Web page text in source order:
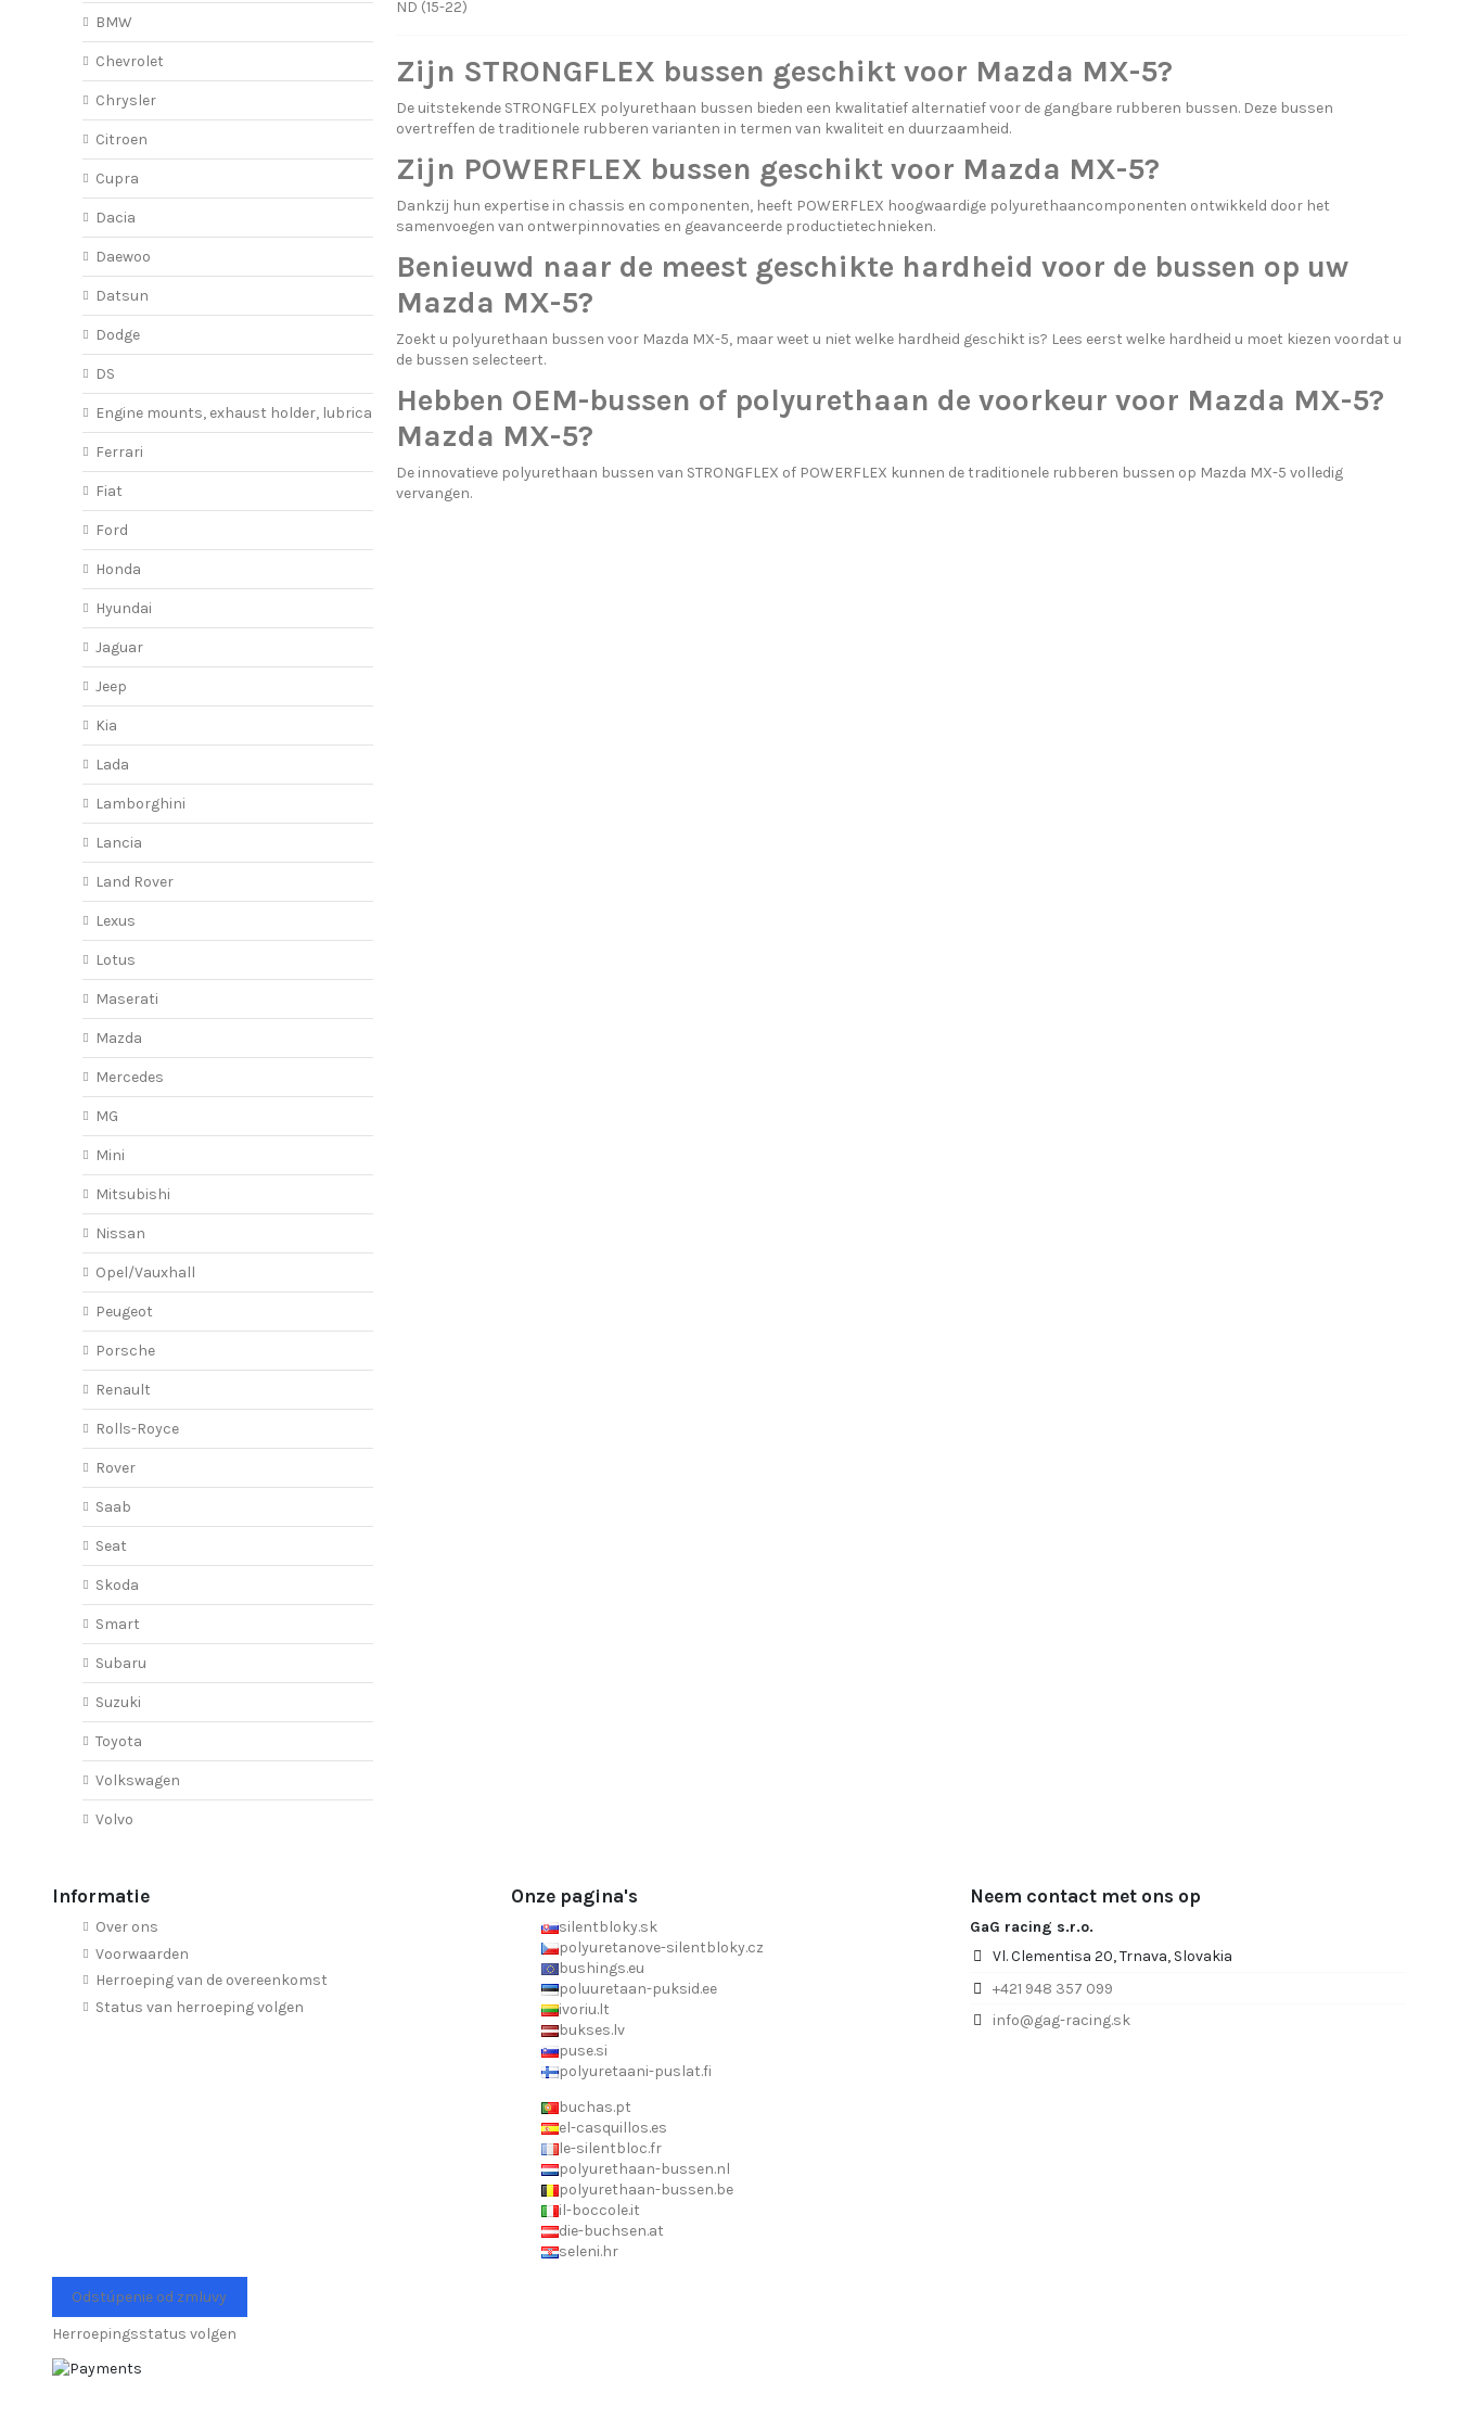
ND (15-22)
Zijn STRONGFLEX bussen geschikt voor Mazda MX-5?
De uitstekende STRONGFLEX polyurethaan bussen bieden een kwalitatief alternatief voor de gangbare rubberen bussen. Deze bussen
overtreffen de traditionele rubberen varianten in termen van kwaliteit en duurzaamheid.
Zijn POWERFLEX bussen geschikt voor Mazda MX-5?
Dankzij hun expertise in chassis en componenten, heeft POWERFLEX hoogwaardige polyurethaancomponenten ontwikkeld door het
samenvoegen van ontwerpinnovaties en geavanceerde productietechnieken.
Benieuwd naar de meest geschikte hardheid voor de bussen op uw
Mazda MX-5?
Zoekt u polyurethaan bussen voor Mazda MX-5, maar weet u niet welke hardheid geschikt is? Lees eerst welke hardheid u moet kiezen voordat u
de bussen selecteert.
Hebben OEM-bussen of polyurethaan de voorkeur voor Mazda MX-5?
Mazda MX-5?
De innovatieve polyurethaan bussen van STRONGFLEX of POWERFLEX kunnen de traditionele rubberen bussen op Mazda MX-5 volledig
vervangen.
BMW
Chevrolet
Chrysler
Citroen
Cupra
Dacia
Daewoo
Datsun
Dodge
DS
Engine mounts, exhaust holder, lubricant
Ferrari
Fiat
Ford
Honda
Hyundai
Jaguar
Jeep
Kia
Lada
Lamborghini
Lancia
Land Rover
Lexus
Lotus
Maserati
Mazda
Mercedes
MG
Mini
Mitsubishi
Nissan
Opel/Vauxhall
Peugeot
Porsche
Renault
Rolls-Royce
Rover
Saab
Seat
Skoda
Smart
Subaru
Suzuki
Toyota
Volkswagen
Volvo
Informatie
Over ons
Voorwaarden
Herroeping van de overeenkomst
Status van herroeping volgen
Onze pagina's
silentbloky.sk
polyuretanove-silentbloky.cz
bushings.eu
poluuretaan-puksid.ee
ivoriu.lt
bukses.lv
puse.si
polyuretaani-puslat.fi
buchas.pt
el-casquillos.es
le-silentbloc.fr
polyurethaan-bussen.nl
polyurethaan-bussen.be
il-boccole.it
die-buchsen.at
seleni.hr
Neem contact met ons op
GaG racing s.r.o.
Vl. Clementisa 20, Trnava, Slovakia
+421 948 357 099
info@gag-racing.sk
Odstúpenie od zmluvy
Herroepingsstatus volgen